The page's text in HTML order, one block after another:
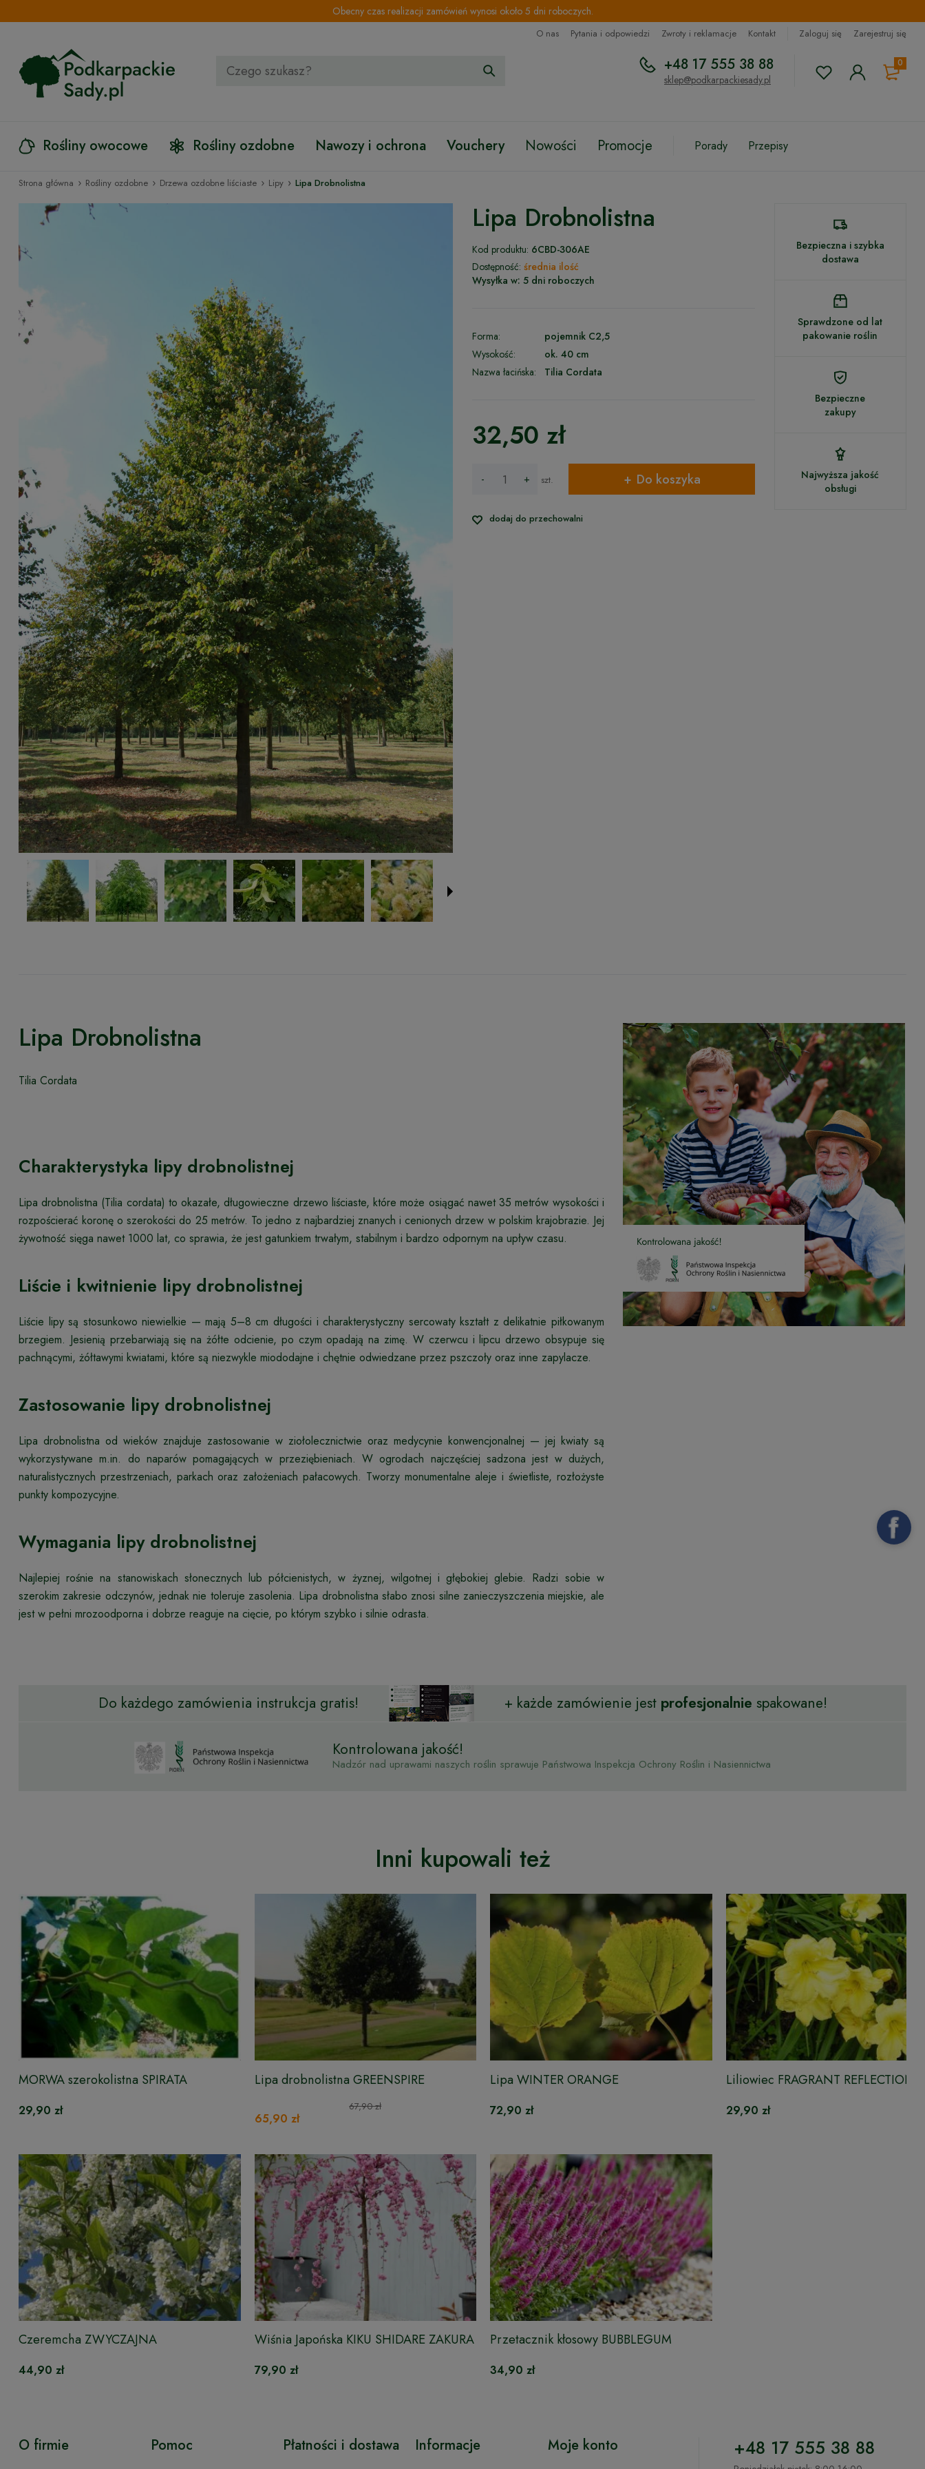
Obecny czas realizacji zamówień wynosi około 5 dni roboczych.
O nas Pytania i odpowiedzi Zwroty i reklamacje Kontakt Zaloguj się Zarejestruj się
0
+48 17 555 38 88
sklep@podkarpackiesady.pl
Rośliny owocowe Rośliny ozdobne Nawozy i ochrona Vouchery Nowości Promocje Porady Przepisy
Strona główna › Rośliny ozdobne › Drzewa ozdobne liściaste › Lipy › Lipa Drobnolistna
Lipa Drobnolistna
Kod produktu: 6CBD-306AE
Dostępność: średnia ilość
Wysyłka w: 5 dni roboczych
Forma:
pojemnik C2,5
Wysokość:
ok. 40 cm
Nazwa łacińska:
Tilia Cordata
32,50 zł
- + szt. Do koszyka
dodaj do przechowalni
Bezpieczna i szybka
dostawa
Sprawdzone od lat
pakowanie roślin
Bezpieczne
zakupy
Najwyższa jakość
obsługi
Lipa Drobnolistna
Tilia Cordata
Charakterystyka lipy drobnolistnej
Lipa drobnolistna (Tilia cordata) to okazałe, długowieczne drzewo liściaste, które może osiągać nawet 35 metrów wysokości i
rozpościerać koronę o szerokości do 25 metrów. To jedno z najbardziej znanych i cenionych drzew w polskim krajobrazie. Jej
żywotność sięga nawet 1000 lat, co sprawia, że jest gatunkiem trwałym, stabilnym i bardzo odpornym na upływ czasu.
Liście i kwitnienie lipy drobnolistnej
Liście lipy są stosunkowo niewielkie — mają 5–8 cm długości i charakterystyczny sercowaty kształt z delikatnie piłkowanym
brzegiem. Jesienią przebarwiają się na żółte odcienie, po czym opadają na zimę. W czerwcu i lipcu drzewo obsypuje się
pachnącymi, żółtawymi kwiatami, które są niezwykle miododajne i chętnie odwiedzane przez pszczoły oraz inne zapylacze.
Zastosowanie lipy drobnolistnej
Lipa drobnolistna od wieków znajduje zastosowanie w ziołolecznictwie oraz medycynie konwencjonalnej — jej kwiaty są
wykorzystywane m.in. do naparów pomagających w przeziębieniach. W ogrodach najczęściej sadzona jest w dużych,
naturalistycznych przestrzeniach, parkach oraz założeniach pałacowych. Tworzy monumentalne aleje i świetliste, rozłożyste
punkty kompozycyjne.
Wymagania lipy drobnolistnej
Najlepiej rośnie na stanowiskach słonecznych lub półcienistych, w żyznej, wilgotnej i głębokiej glebie. Radzi sobie w
szerokim zakresie odczynów, jednak nie toleruje zasolenia. Lipa drobnolistna słabo znosi silne zanieczyszczenia miejskie, ale
jest w pełni mrozoodporna i dobrze reaguje na cięcie, po którym szybko i silnie odrasta.
Do każdego zamówienia instrukcja gratis! + każde zamówienie jest profesjonalnie spakowane!
Kontrolowana jakość!
Nadzór nad uprawami naszych roślin sprawuje Państwowa Inspekcja Ochrony Roślin i Nasiennictwa
Inni kupowali też
MORWA szerokolistna SPIRATA
29,90 zł
Lipa drobnolistna GREENSPIRE
67,90 zł
65,90 zł
Lipa WINTER ORANGE
72,90 zł
Liliowiec FRAGRANT REFLECTION
29,90 zł
Czeremcha ZWYCZAJNA
44,90 zł
Wiśnia Japońska KIKU SHIDARE ZAKURA
170 cm
79,90 zł
Przetacznik kłosowy BUBBLEGUM
34,90 zł
O firmie Pomoc Płatności i dostawa Informacje Moje konto +48 17 555 38 88